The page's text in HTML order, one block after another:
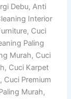
Debu, Anti
Interior
Cuci
Paling
Murah, Cuci
Cuci Karpet
Cuci Premium
Murah,